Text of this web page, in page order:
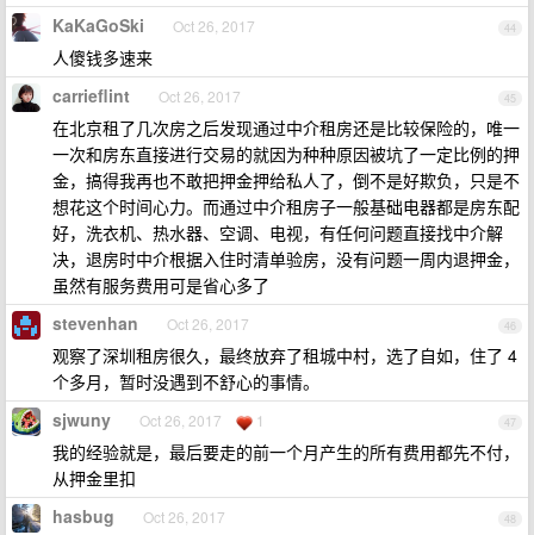
44
KaKaGoSki Oct 26, 2017
人傻钱多速来
45
carrieflint Oct 26, 2017
在北京租了几次房之后发现通过中介租房还是比较保险的，唯一
一次和房东直接进行交易的就因为种种原因被坑了一定比例的押
金，搞得我再也不敢把押金押给私人了，倒不是好欺负，只是不
想花这个时间心力。而通过中介租房子一般基础电器都是房东配
好，洗衣机、热水器、空调、电视，有任何问题直接找中介解
决，退房时中介根据入住时清单验房，没有问题一周内退押金，
虽然有服务费用可是省心多了
46
stevenhan Oct 26, 2017
观察了深圳租房很久，最终放弃了租城中村，选了自如，住了 4
个多月，暂时没遇到不舒心的事情。
47
sjwuny Oct 26, 2017 1
我的经验就是，最后要走的前一个月产生的所有费用都先不付，
从押金里扣
48
hasbug Oct 26, 2017